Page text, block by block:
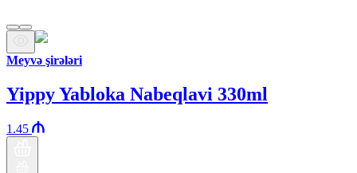
Meyvə şirələri
Yippy Yabloka Nabeqlavi 330ml
1.45